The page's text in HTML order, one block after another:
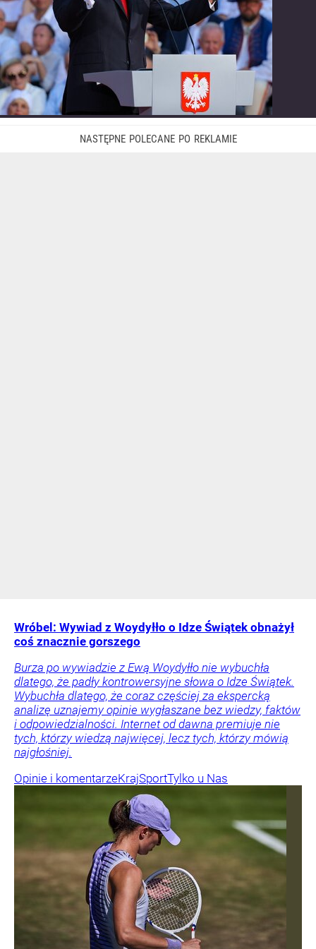
Wróbel: Wywiad z Woydyłło o Idze Świątek obnażył
coś znacznie gorszego
Burza po wywiadzie z Ewą Woydyłło nie wybuchła
dlatego, że padły kontrowersyjne słowa o Idze Świątek.
Wybuchła dlatego, że coraz częściej za ekspercką
analizę uznajemy opinie wygłaszane bez wiedzy, faktów
i odpowiedzialności. Internet od dawna premiuje nie
tych, którzy wiedzą najwięcej, lecz tych, którzy mówią
najgłośniej.
Opinie i komentarzeKrajSportTylko u Nas